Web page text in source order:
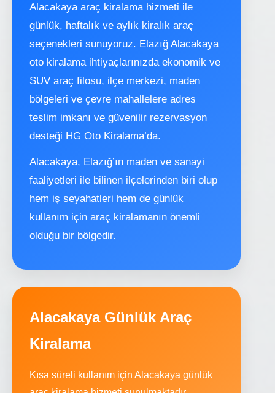
Alacakaya araç kiralama hizmeti ile
günlük, haftalık ve aylık kiralık araç
seçenekleri sunuyoruz. Elazığ Alacakaya
oto kiralama ihtiyaçlarınızda ekonomik ve
SUV araç filosu, ilçe merkezi, maden
bölgeleri ve çevre mahallelere adres
teslim imkanı ve güvenilir rezervasyon
desteği HG Oto Kiralama’da.
Alacakaya, Elazığ’ın maden ve sanayi
faaliyetleri ile bilinen ilçelerinden biri olup
hem iş seyahatleri hem de günlük
kullanım için araç kiralamanın önemli
olduğu bir bölgedir.
Alacakaya Günlük Araç
Kiralama
Kısa süreli kullanım için Alacakaya günlük